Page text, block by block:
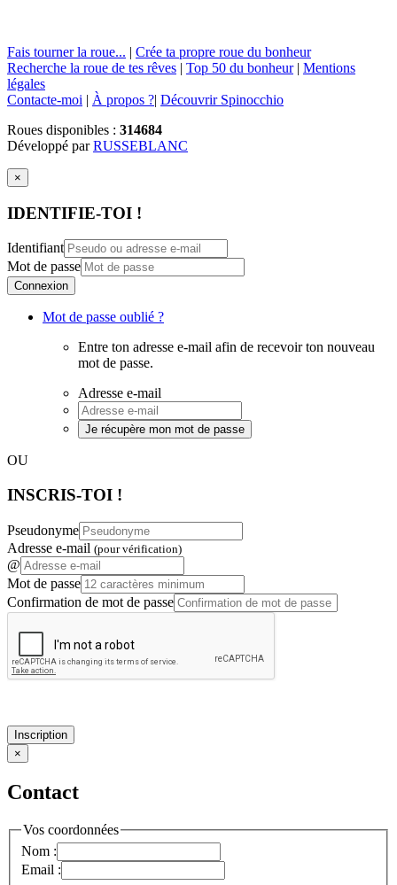
Fais tourner la roue... | Crée ta propre roue du bonheur
Recherche la roue de tes rêves | Top 50 du bonheur| Mentions
légales
Contacte-moi | À propos ?| Découvrir Spinocchio
Roues disponibles : 314684
Développé parRUSSEBLANC
×
IDENTIFIE-TOI !
Identifiant
Mot de passe
Connexion
Mot de passe oublié ?
Entre ton adresse e-mail afin de recevoir ton nouveau
mot de passe.
Adresse e-mail
Je récupère mon mot de passe
OU
INSCRIS-TOI !
Pseudonyme
Adresse e-mail (pour vérification)
@
Mot de passe
Confirmation de mot de passe
Inscription
×
Contact
Vos coordonnées
Nom :
Email :